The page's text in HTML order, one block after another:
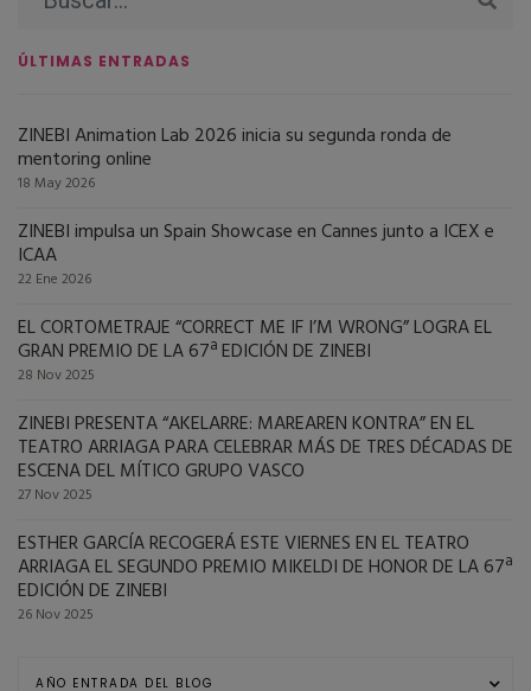
ÚLTIMAS ENTRADAS
ZINEBI Animation Lab 2026 inicia su segunda ronda de
mentoring online
18 May 2026
ZINEBI impulsa un Spain Showcase en Cannes junto a ICEX e
ICAA
22 Ene 2026
EL CORTOMETRAJE “CORRECT ME IF I’M WRONG” LOGRA EL
GRAN PREMIO DE LA 67ª EDICIÓN DE ZINEBI
28 Nov 2025
ZINEBI PRESENTA “AKELARRE: MAREAREN KONTRA” EN EL
TEATRO ARRIAGA PARA CELEBRAR MÁS DE TRES DÉCADAS DE
ESCENA DEL MÍTICO GRUPO VASCO
27 Nov 2025
ESTHER GARCÍA RECOGERÁ ESTE VIERNES EN EL TEATRO
ARRIAGA EL SEGUNDO PREMIO MIKELDI DE HONOR DE LA 67ª
EDICIÓN DE ZINEBI
26 Nov 2025